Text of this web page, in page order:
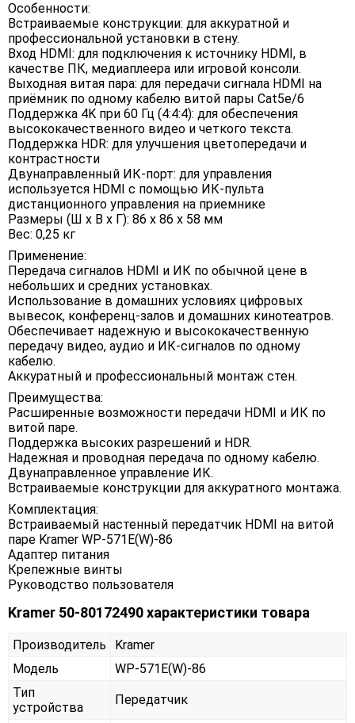
Особенности:
Встраиваемые конструкции: для аккуратной и
профессиональной установки в стену.
Вход HDMI: для подключения к источнику HDMI, в
качестве ПК, медиаплеера или игровой консоли.
Выходная витая пара: для передачи сигнала HDMI на
приёмник по одному кабелю витой пары Cat5e/6
Поддержка 4K при 60 Гц (4:4:4): для обеспечения
высококачественного видео и четкого текста.
Поддержка HDR: для улучшения цветопередачи и
контрастности
Двунаправленный ИК-порт: для управления
используется HDMI с помощью ИК-пульта
дистанционного управления на приемнике
Размеры (Ш х В х Г): 86 х 86 х 58 мм
Вес: 0,25 кг
Применение:
Передача сигналов HDMI и ИК по обычной цене в
небольших и средних установках.
Использование в домашних условиях цифровых
вывесок, конференц-залов и домашних кинотеатров.
Обеспечивает надежную и высококачественную
передачу видео, аудио и ИК-сигналов по одному
кабелю.
Аккуратный и профессиональный монтаж стен.
Преимущества:
Расширенные возможности передачи HDMI и ИК по
витой паре.
Поддержка высоких разрешений и HDR.
Надежная и проводная передача по одному кабелю.
Двунаправленное управление ИК.
Встраиваемые конструкции для аккуратного монтажа.
Комплектация:
Встраиваемый настенный передатчик HDMI на витой
паре Kramer WP-571E(W)-86
Адаптер питания
Крепежные винты
Руководство пользователя
Kramer 50-80172490 характеристики товара
Производитель
Kramer
Модель
WP-571E(W)-86
Тип
устройства
Передатчик